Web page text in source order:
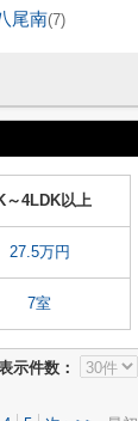
尾南(7)
～4LDK以上
27.5万円
7室
示件数：